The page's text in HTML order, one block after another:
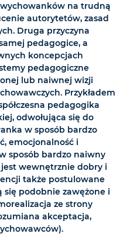
na trudną
autorytetów, zasad
Druga przyczyna
pedagogice, a
koncepcjach
pedagogiczne
lub naiwnej wizji
Przykładem
pedagogika
odwołująca się do
w sposób bardzo
emocjonalność i
sposób bardzo naiwny
wewnętrznie dobry i
także postulowane
podobnie zawężone i
ze strony
akceptacja,